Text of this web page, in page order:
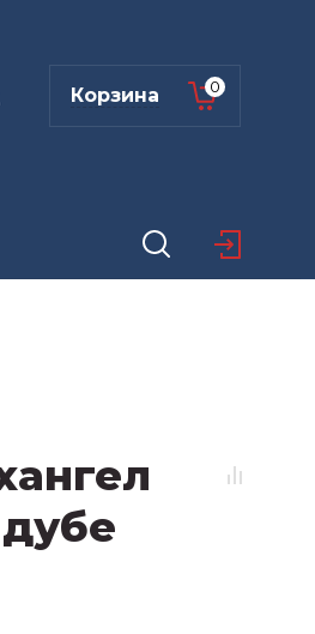
0
Корзина